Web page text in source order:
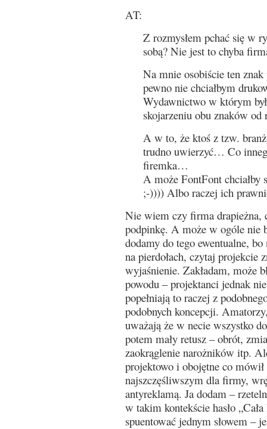
AT:
Z rozmysłem pchać się w
sobą? Nie jest to chyba
Na mnie osobiście ten znak
pewno nie chciałbym
Wydawnictwo w którym
skojarzeniu obu znaków
A w to, że ktoś z tzw.
trudno uwierzyć… Co
firemka…
A może FontFont
;-)))) Albo raczej ich
Nie wiem czy firma drapieżna,
podpinkę. A może w ogóle nie
dodamy do tego ewentualne,
na pierdołach, czytaj projekcie
wyjaśnienie. Zakładam, może
powodu – projektanci jednak
popełniają to raczej z
podobnych koncepcji.
uważają że w necie wszystko
potem mały retusz – obrót,
zaokrąglenie narożników itp.
projektowo i obojętne co
najszczęśliwszym dla firmy,
antyreklamą. Ja dodam –
w takim kontekście hasło
spuentować jednym słowem –